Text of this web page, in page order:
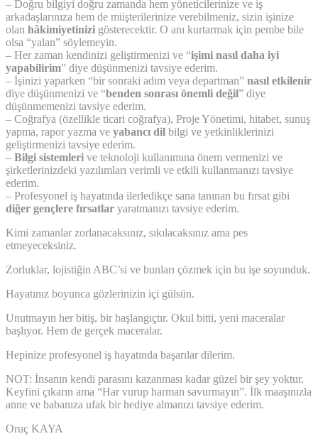
– Doğru bilgiyi doğru zamanda hem yöneticilerinize ve iş
arkadaşlarınıza hem de müşterilerinize verebilmeniz, sizin işinize
olan hâkimiyetinizi gösterecektir. O anı kurtarmak için pembe bile
olsa “yalan” söylemeyin.
– Her zaman kendinizi geliştirmenizi ve “işimi nasıl daha iyi
yapabilirim” diye düşünmenizi tavsiye ederim.
– İşinizi yaparken “bir sonraki adım veya departman” nasıl etkilenir
diye düşünmenizi ve “benden sonrası önemli değil” diye
düşünmemenizi tavsiye ederim.
– Coğrafya (özellikle ticari coğrafya), Proje Yönetimi, hitabet, sunuş
yapma, rapor yazma ve yabancı dil bilgi ve yetkinliklerinizi
geliştirmenizi tavsiye ederim.
– Bilgi sistemleri ve teknoloji kullanımına önem vermenizi ve
şirketlerinizdeki yazılımları verimli ve etkili kullanmanızı tavsiye
ederim.
– Profesyonel iş hayatında ilerledikçe sana tanınan bu fırsat gibi
diğer gençlere fırsatlar yaratmanızı tavsiye ederim.
Kimi zamanlar zorlanacaksınız, sıkılacaksınız ama pes
etmeyeceksiniz.
Zorluklar, lojistiğin ABC’si ve bunları çözmek için bu işe soyunduk.
Hayatınız boyunca gözlerinizin içi gülsün.
Unutmayın her bitiş, bir başlangıçtır. Okul bitti, yeni maceralar
başlıyor. Hem de gerçek maceralar.
Hepinize profesyonel iş hayatında başarılar dilerim.
NOT: İnsanın kendi parasını kazanması kadar güzel bir şey yoktur.
Keyfini çıkarın ama “Har vurup harman savurmayın”. İlk maaşınızla
anne ve babanıza ufak bir hediye almanızı tavsiye ederim.
Oruç KAYA